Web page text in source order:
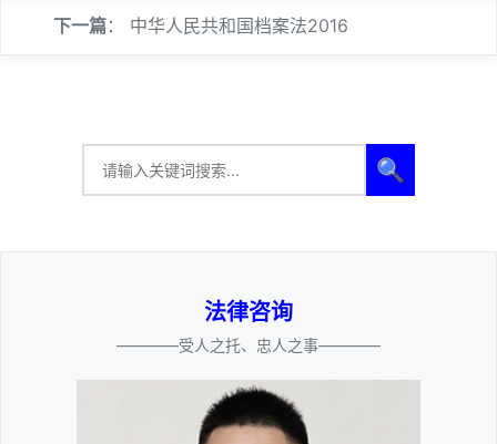
下一篇： 中华人民共和国档案法2016
🔍
法律咨询
————受人之托、忠人之事————